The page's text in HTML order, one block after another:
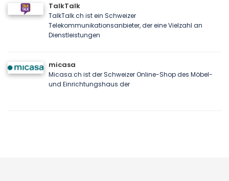
TalkTalk
TalkTalk.ch ist ein Schweizer
Telekommunikationsanbieter, der eine Vielzahl an
Dienstleistungen
micasa
Micasa.ch ist der Schweizer Online-Shop des Möbel-
und Einrichtungshaus der